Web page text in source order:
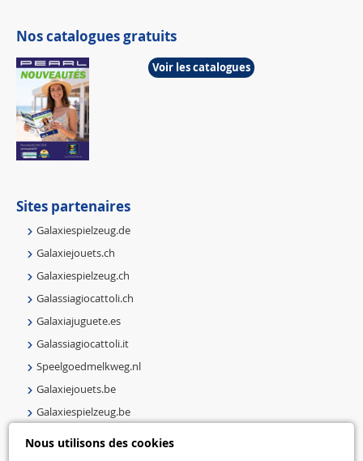
Nous utilisons des cookies
Nos catalogues gratuits
Voir les catalogues
Sites partenaires
Galaxiespielzeug.de
Galaxiejouets.ch
Galaxiespielzeug.ch
Galassiagiocattoli.ch
Galaxiajuguete.es
Galassiagiocattoli.it
Speelgoedmelkweg.nl
Galaxiejouets.be
Galaxiespielzeug.be